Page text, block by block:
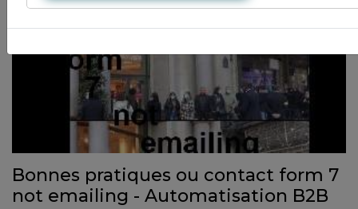
Bonnes pratiques ou contact form 7
not emailing - Automatisation B2B